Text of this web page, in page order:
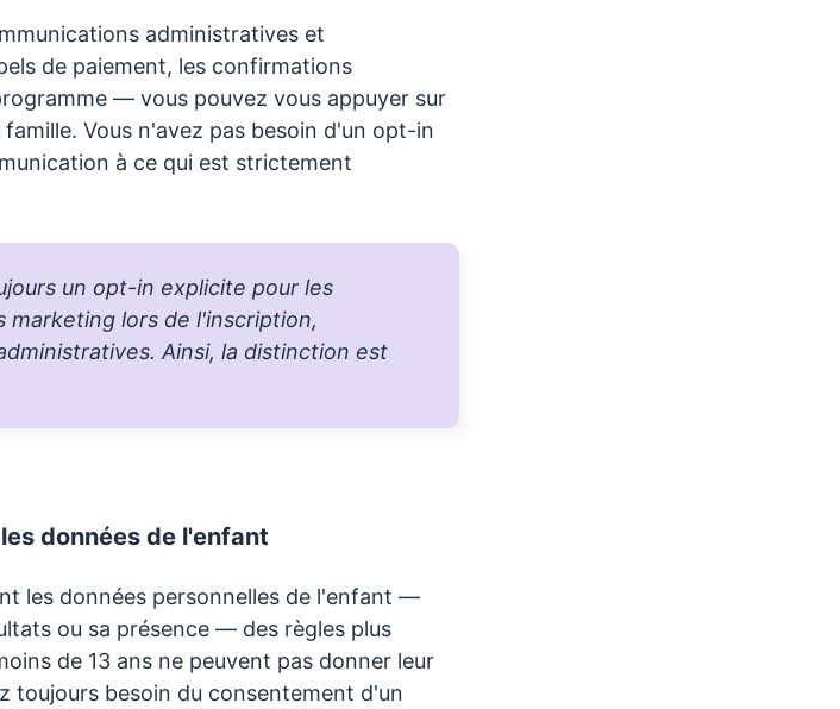
administratives et
de paiement, les confirmations
— vous pouvez vous appuyer sur
Vous n'avez pas besoin d'un opt-in
à ce qui est strictement
un opt-in explicite pour les
lors de l'inscription,
Ainsi, la distinction est
données de l'enfant
les données personnelles de l'enfant —
ou sa présence — des règles plus
de 13 ans ne peuvent pas donner leur
toujours besoin du consentement d'un